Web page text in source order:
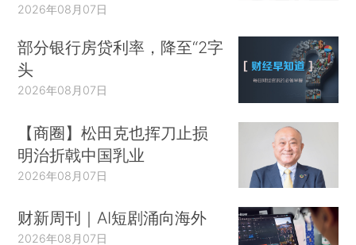
2026年08月07日
部分银行房贷利率，降至“2字
头
2026年08月07日
【商圈】松田克也挥刀止损
明治折戟中国乳业
2026年08月07日
财新周刊｜AI短剧涌向海外
2026年08月07日